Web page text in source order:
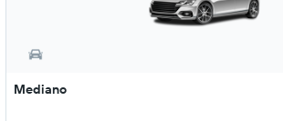
Mediano